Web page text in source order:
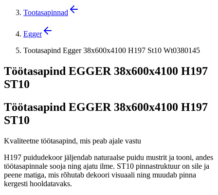
Tootasapinnad
Egger
Tootasapind Egger 38x600x4100 H197 St10 Wt0380145
Töötasapind EGGER 38x600x4100 H197
ST10
Töötasapind EGGER 38x600x4100 H197
ST10
Kvaliteetne töötasapind, mis peab ajale vastu
H197 puidudekoor jäljendab naturaalse puidu mustrit ja tooni, andes
töötasapinnale sooja ning ajatu ilme. ST10 pinnastruktuur on sile ja
peene matiga, mis rõhutab dekoori visuaali ning muudab pinna
kergesti hooldatavaks.